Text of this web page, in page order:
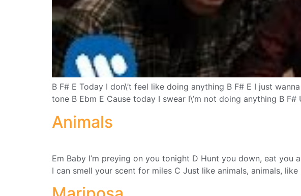
B F# E Today I don\’t feel like doing anything B F# E I just
tone B Ebm E Cause today I swear I\’m not doing anything B
Animals
Em Baby I’m preying on you tonight D Hunt you down, eat
I can smell your scent for miles C Just like animals, animals,